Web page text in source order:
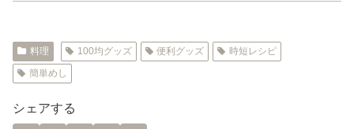
料理 100均グッズ 便利グッズ
時短レシピ
簡単めし
シェアする